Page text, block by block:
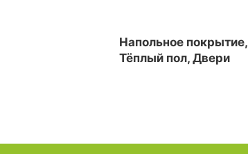
Напольное покрытие,
Тёплый пол, Двери